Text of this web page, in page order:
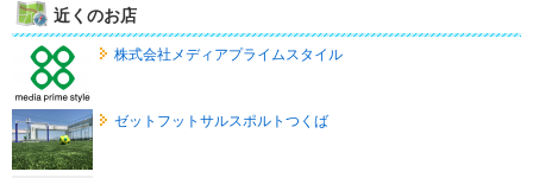
近くのお店
株式会社メディアプライムスタイル
ゼットフットサルスポルトつくば